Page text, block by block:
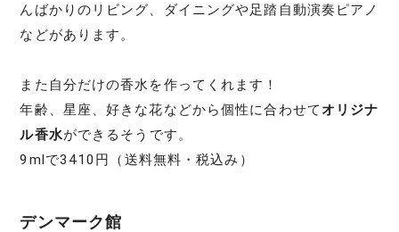
んばかりのリビング、ダイニングや足踏自動演奏ピアノ
などがあります。
また自分だけの香水を作ってくれます！
年齢、星座、好きな花などから個性に合わせてオリジナ
ル香水ができるそうです。
9mlで3410円（送料無料・税込み）
デンマーク館